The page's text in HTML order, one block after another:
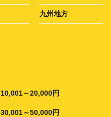
九州地方
10,001～20,000円
30,001～50,000円